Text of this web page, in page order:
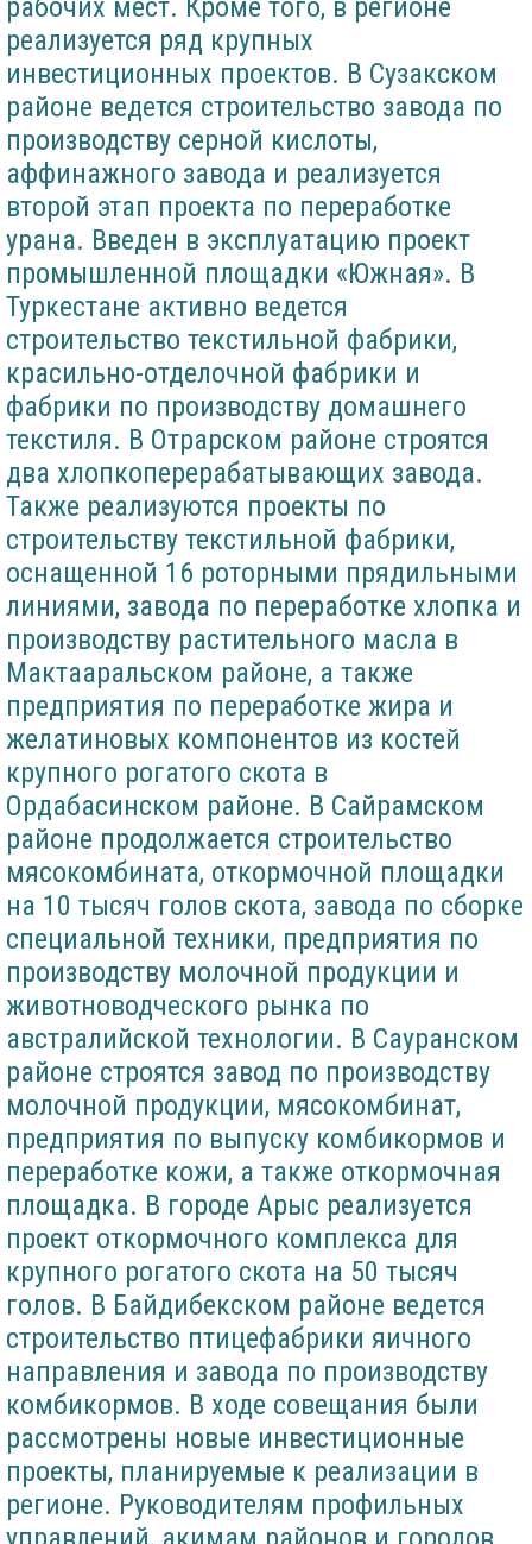
рабочих мест. Кроме того, в регионе
реализуется ряд крупных
инвестиционных проектов. В Сузакском
районе ведется строительство завода по
производству серной кислоты,
аффинажного завода и реализуется
второй этап проекта по переработке
урана. Введен в эксплуатацию проект
промышленной площадки «Южная». В
Туркестане активно ведется
строительство текстильной фабрики,
красильно-отделочной фабрики и
фабрики по производству домашнего
текстиля. В Отрарском районе строятся
два хлопкоперерабатывающих завода.
Также реализуются проекты по
строительству текстильной фабрики,
оснащенной 16 роторными прядильными
линиями, завода по переработке хлопка и
производству растительного масла в
Мактааральском районе, а также
предприятия по переработке жира и
желатиновых компонентов из костей
крупного рогатого скота в
Ордабасинском районе. В Сайрамском
районе продолжается строительство
мясокомбината, откормочной площадки
на 10 тысяч голов скота, завода по сборке
специальной техники, предприятия по
производству молочной продукции и
животноводческого рынка по
австралийской технологии. В Сауранском
районе строятся завод по производству
молочной продукции, мясокомбинат,
предприятия по выпуску комбикормов и
переработке кожи, а также откормочная
площадка. В городе Арыс реализуется
проект откормочного комплекса для
крупного рогатого скота на 50 тысяч
голов. В Байдибекском районе ведется
строительство птицефабрики яичного
направления и завода по производству
комбикормов. В ходе совещания были
рассмотрены новые инвестиционные
проекты, планируемые к реализации в
регионе. Руководителям профильных